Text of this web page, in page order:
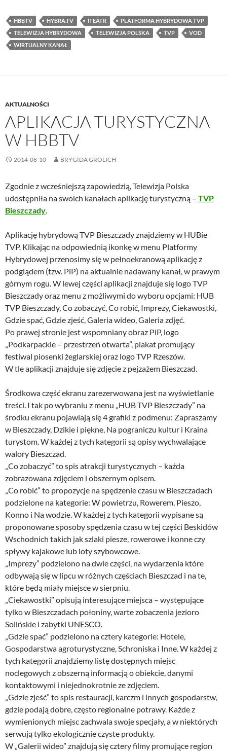
HBBTV HYBRA.TV ITEATR
PLATFORMA HYBRYDOWA TVP
TELEWIZJA HYBRYDOWA
TELEWIZJA POLSKA TVP
VOD
WIRTUALNY KANAŁ
AKTUALNOŚCI
APLIKACJA TURYSTYCZNA
W HBBTV
2014-08-10 BRYGIDA GRÖLICH
Zgodnie z wcześniejszą zapowiedzią, Telewizja Polska
udostępniła na swoich kanałach aplikację turystyczną – TVP
Bieszczady
Aplikację hybrydową TVP Bieszczady znajdziemy w HUBie
TVP. Klikając na odpowiednią ikonkę w menu Platformy
Hybrydowej przenosimy się w pełnoekranową aplikację z
podglądem (tzw. PiP) na aktualnie nadawany kanał, w prawym
górnym rogu. W lewej części aplikacji znajduje się logo TVP
Bieszczady oraz menu z możliwymi do wyboru opcjami: HUB
TVP Bieszczady, Co zobaczyć, Co robić, Imprezy, Ciekawostki,
Gdzie spać, Gdzie zjeść, Galeria wideo, Galeria zdjęć.
Po prawej stronie jest wspomniany obraz PiP, logo
„Podkarpackie – przestrzeń otwarta”, plakat promujący
festiwal piosenki żeglarskiej oraz logo TVP Rzeszów.
W tle aplikacji znajduje się zdjęcie z pejzażem Bieszczad.
Środkowa część ekranu zarezerwowana jest na wyświetlanie
treści. I tak po wybraniu z menu „HUB TVP Bieszczady” na
środku ekranu pojawiają się 4 grafiki z podmenu: Zapraszamy
w Bieszczady, Dzikie i piękne, Na pograniczu kultur i Kraina
turystom. W każdej z tych kategorii są opisy wychwalające
walory Bieszczad.
„Co zobaczyć” to spis atrakcji turystycznych – każda
zobrazowana zdjęciem i obszernym opisem.
„Co robić” to propozycje na spędzenie czasu w Bieszczadach
podzielone na kategorie: W powietrzu, Rowerem, Pieszo,
Konno i Na wodzie. W każdej z tych kategorii wypisane są
proponowane sposoby spędzenia czasu w tej części Beskidów
Wschodnich takich jak szlaki piesze, rowerowe i konne czy
spływy kajakowe lub loty szybowcowe.
„Imprezy” podzielono na dwie części, na wydarzenia które
odbywają się w lipcu w różnych częściach Bieszczad i na te,
które będą miały miejsce w sierpniu.
„Ciekawostki” opisują interesujące miejsca – występujące
tylko w Bieszczadach połoniny, warte zobaczenia jezioro
Solińskie i zabytki UNESCO.
„Gdzie spać” podzielono na cztery kategorie: Hotele,
Gospodarstwa agroturystyczne, Schroniska i Inne. W każdej z
tych kategorii znajdziemy listę dostępnych miejsc
noclegowych z obszerną informacją o obiekcie, danymi
kontaktowymi i niejednokrotnie ze zdjęciem.
„Gdzie zjeść” to spis restauracji, karczm i innych gospodarstw,
gdzie podają dobre, często regionalne potrawy. Każde z
wymienionych miejsc zachwala swoje specjały, a w niektórych
serwują tylko ekologicznie czyste produkty.
W „Galerii wideo” znajdują się cztery filmy promujące region